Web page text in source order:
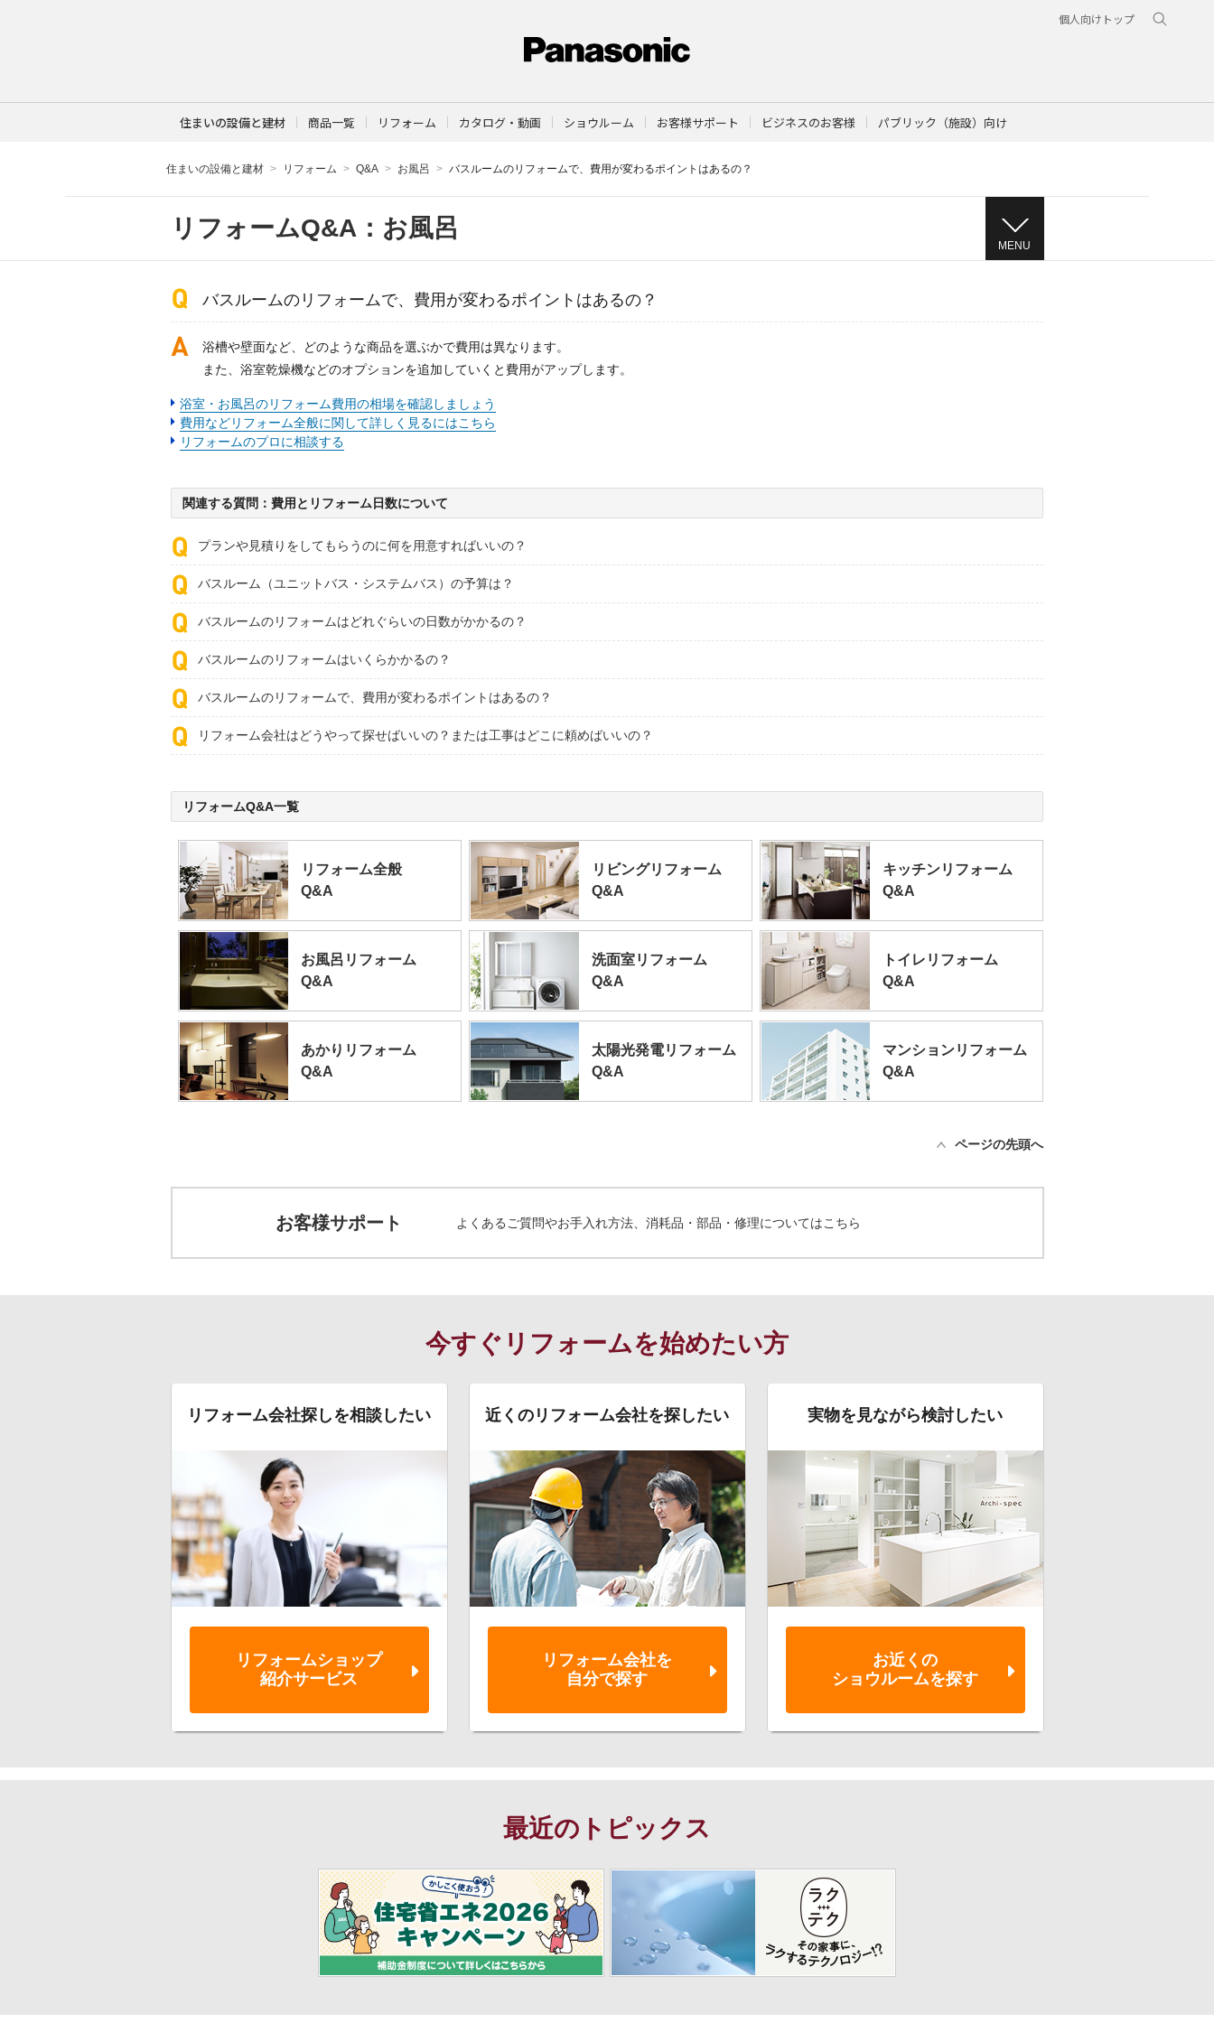
個人向けトップ
住まいの設備と建材 商品一覧 リフォーム カタログ・動画 ショウルーム お客様サポート ビジネスのお客様 パブリック（施設）向け
住まいの設備と建材 リフォーム Q&A お風呂 バスルームのリフォームで、費用が変わるポイントはあるの？
リフォームQ&A：お風呂
MENU
バスルームのリフォームで、費用が変わるポイントはあるの？
浴槽や壁面など、どのような商品を選ぶかで費用は異なります。
また、浴室乾燥機などのオプションを追加していくと費用がアップします。
浴室・お風呂のリフォーム費用の相場を確認しましょう
費用などリフォーム全般に関して詳しく見るにはこちら
リフォームのプロに相談する
関連する質問：費用とリフォーム日数について
プランや見積りをしてもらうのに何を用意すればいいの？
バスルーム（ユニットバス・システムバス）の予算は？
バスルームのリフォームはどれぐらいの日数がかかるの？
バスルームのリフォームはいくらかかるの？
バスルームのリフォームで、費用が変わるポイントはあるの？
リフォーム会社はどうやって探せばいいの？または工事はどこに頼めばいいの？
リフォームQ&A一覧
リフォーム全般
Q&A
リビングリフォーム
Q&A
キッチンリフォーム
Q&A
お風呂リフォーム
Q&A
洗面室リフォーム
Q&A
トイレリフォーム
Q&A
あかりリフォーム
Q&A
太陽光発電リフォーム
Q&A
マンションリフォーム
Q&A
ページの先頭へ
お客様サポート よくあるご質問やお手入れ方法、消耗品・部品・修理についてはこちら
今すぐリフォームを始めたい方
リフォーム会社探しを相談したい
リフォームショップ
紹介サービス
近くのリフォーム会社を探したい
リフォーム会社を
自分で探す
実物を見ながら検討したい
お近くの
ショウルームを探す
最近のトピックス